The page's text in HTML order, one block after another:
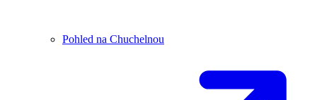
Pohled na Chuchelnou